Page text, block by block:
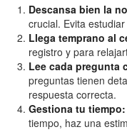
Descansa bien la
crucial. Evita
Llega temprano al
registro y para
Lee cada pregunta
preguntas tienen
respuesta correcta.
Gestiona tu tiempo:
tiempo, haz una